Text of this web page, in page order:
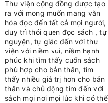
Thư viện cộng đồng được tạo
ra với mong muốn mang văn
hóa đọc đến tất cả mọi người,
duy trì thói quen đọc sách , tự
nguyện, tự giác đến với thư
viện với niềm vui, niềm hạnh
phúc khi tìm thấy cuốn sách
phù hợp cho bản thân, tìm
thấy nhiều giá trị hơn cho bản
thân và chủ động tìm đến với
sách mọi nơi mọi lúc khi có thể